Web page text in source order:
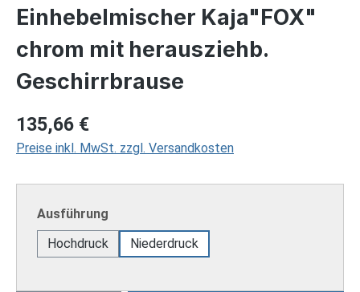
Einhebelmischer Kaja"FOX"
chrom mit herausziehb.
Geschirrbrause
Regulärer Preis:
135,66 €
Preise inkl. MwSt. zzgl. Versandkosten
Ausführung
Hochdruck
Niederdruck